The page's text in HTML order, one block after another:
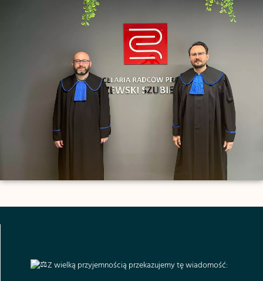
Z wielką przyjemnością przekazujemy tę wiadomość: